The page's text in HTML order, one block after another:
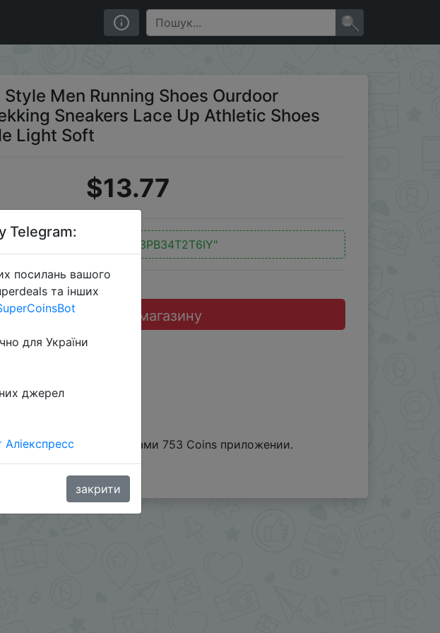
Sneakers Lace Up Athletic Shoes Comfortable Light Soft
Style Men Running Shoes Ourdoor
Sneakers Lace Up Athletic Shoes
Light Soft
$13.77
"V3PB34T2T6IY"
Перейти до магазину
+ скидка монетками 753 Coins приложении.
Telegram:
посилань вашого
та інших
для України
джерел
Аліекспресс
закрити